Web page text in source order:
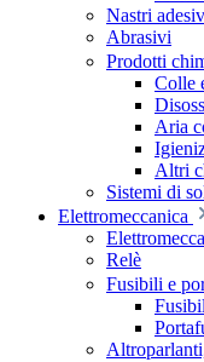
Nastri
Abrasivi
Prodotti
Colle
Aria
Altri
Sistemi di
Elettromeccanica
Relè
Fusibili e